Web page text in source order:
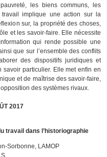
les biens communs, les
implique une action sur la
sur, la propriété des choses,
et les savoir-faire. Elle nécessite
qui rende possible une
que sur l’ensemble des conflits
des dispositifs juridiques et
savoir particulier. Elle met enfin en
et de maîtrise des savoir-faire,
des systèmes rivaux.
2017
travail dans l’historiographie
Sorbonne, LAMOP